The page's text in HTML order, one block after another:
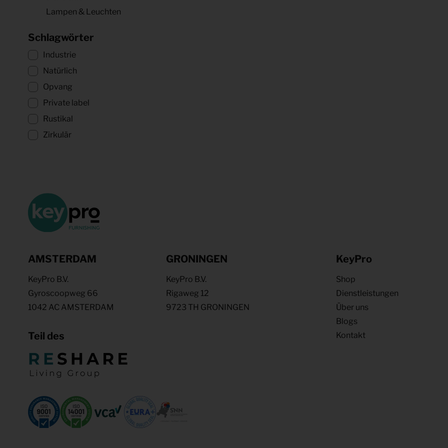
Lampen & Leuchten
Schlagwörter
Industrie
Natürlich
Opvang
Private label
Rustikal
Zirkulär
AMSTERDAM
KeyPro B.V.
Gyroscoopweg 66
1042 AC AMSTERDAM
GRONINGEN
KeyPro B.V.
Rigaweg 12
9723 TH GRONINGEN
KeyPro
Shop
Dienstleistungen
Über uns
Blogs
Kontakt
Teil des